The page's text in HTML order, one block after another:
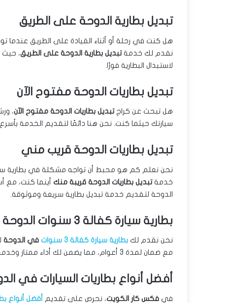
تبديل بطارية الدوحة على الطريق
هل كنت في رحلة أو أثناء القيادة على الطريق
نقدم لك خدمةتبديل بطارية الدوحة على الطريق، حيث
لاستبدال البطارية فورًا.
تبديل بطاريات الدوحة مفتوح الآن
هل تبحث عن كراجتبديل بطاريات الدوحة مفتوح الآن،
سيارتك حيثما كنت. نحن هنا دائمًا لتقديم الخدمة
تبديل بطاريات الدوحة قريب مني
نحن نعلم كم هو محبط أن تواجه مشكلة في بطارية
خدمةتبديل بطاريات الدوحة قريبة منك أينما كنت، مع
الدوحة لتقديم خدمة تبديل بطارية سريعة وموثوقة.
بطارية سيارة كفالة 3 سنوات الدوحة
نحن نقدم لك بطارية سيارة كفالة 3 سنوات في الدوحة
مع ضمان لمدة 3 أعوام، مما يضمن لك أداء ممتاز وخدمة طويلة الأمد.
أفضل أنواع بطاريات السيارات في
في فكس كار الكويت، نحرص على تقديم أفضل أنواع